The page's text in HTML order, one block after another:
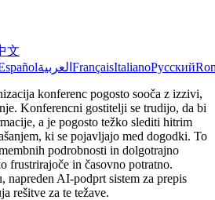
文
العربية FrançaisItalianoРусский
konferenc pogosto sooča z izzivi,
Konferencni gostitelji se trudijo, da bi
a je pogosto težko slediti hitrim
ki se pojavljajo med dogodki. To
podrobnosti in dolgotrajno
frustrirajoče in časovno potratno.
napreden AI-podprt sistem za prepis
rešitve za te težave.